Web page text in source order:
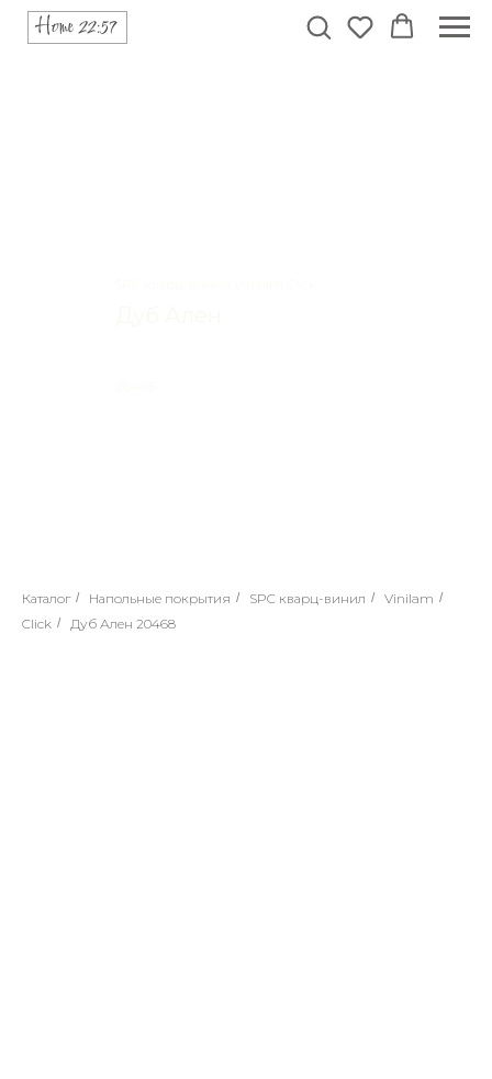
Каталог / Напольные покрытия / SPC кварц-винил / Vinilam /
Click / Дуб Ален 20468